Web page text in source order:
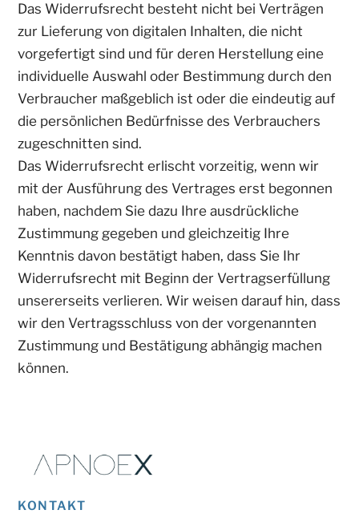
Das Widerrufsrecht besteht nicht bei Verträgen
zur Lieferung von digitalen Inhalten, die nicht
vorgefertigt sind und für deren Herstellung eine
individuelle Auswahl oder Bestimmung durch den
Verbraucher maßgeblich ist oder die eindeutig auf
die persönlichen Bedürfnisse des Verbrauchers
zugeschnitten sind.
Das Widerrufsrecht erlischt vorzeitig, wenn wir
mit der Ausführung des Vertrages erst begonnen
haben, nachdem Sie dazu Ihre ausdrückliche
Zustimmung gegeben und gleichzeitig Ihre
Kenntnis davon bestätigt haben, dass Sie Ihr
Widerrufsrecht mit Beginn der Vertragserfüllung
unsererseits verlieren. Wir weisen darauf hin, dass
wir den Vertragsschluss von der vorgenannten
Zustimmung und Bestätigung abhängig machen
können.
KONTAKT